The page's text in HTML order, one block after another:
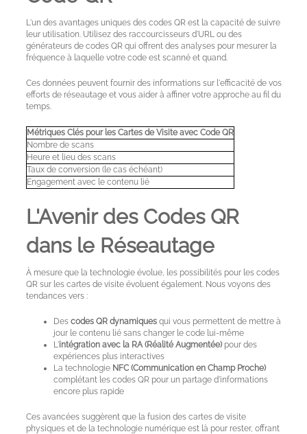
Mon
compte
Langue
L'un des avantages uniques des codes QR est la capacité de suivre
leur utilisation. Utilisez des raccourcisseurs d'URL ou des
générateurs de codes QR qui offrent des analyses pour mesurer la
fréquence à laquelle votre code est scanné et quand.
Ces données peuvent fournir des informations sur l'efficacité de vos
efforts de réseautage et vous aider à affiner votre approche au fil du
temps.
Métriques Clés pour les Cartes de Visite avec Code QR
Nombre de scans
Heure et lieu des scans
Taux de conversion (le cas échéant)
Engagement avec le contenu lié
L'Avenir des Codes QR
dans le Réseautage
À mesure que la technologie évolue, les possibilités pour les codes
QR sur les cartes de visite évoluent également. Nous voyons des
tendances vers :
Des codes QR dynamiquesqui vous permettent de mettre à
jour le contenu lié sans changer le code lui-même
L'intégration avec la RA (Réalité Augmentée)pour des
expériences plus interactives
La technologie NFC (Communication en Champ Proche)
complétant les codes QR pour un partage d'informations
encore plus rapide
Ces avancées suggèrent que la fusion des cartes de visite
physiques et de la technologie numérique est là pour rester, offrant